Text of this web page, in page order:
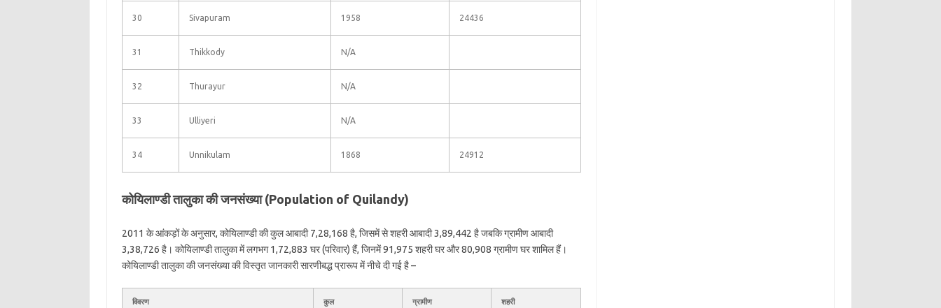
30 Sivapuram 1958 24436
31 Thikkody N/A
32 Thurayur N/A
33 Ulliyeri N/A
34 Unnikulam 1868 24912
कोयिलाण्डी तालुका की जनसंख्या (Population of Quilandy)
2011 के आंकड़ों के अनुसार, कोयिलाण्डी की कुल आबादी 7,28,168 है, जिसमें से शहरी आबादी 3,89,442 है जबकि ग्रामीण आबादी
3,38,726 है। कोयिलाण्डी तालुका में लगभग 1,72,883 घर (परिवार) हैं, जिनमें 91,975 शहरी घर और 80,908 ग्रामीण घर शामिल हैं।
कोयिलाण्डी तालुका की जनसंख्या की विस्तृत जानकारी सारणीबद्ध प्रारूप में नीचे दी गई है –
विवरण कुल ग्रामीण शहरी